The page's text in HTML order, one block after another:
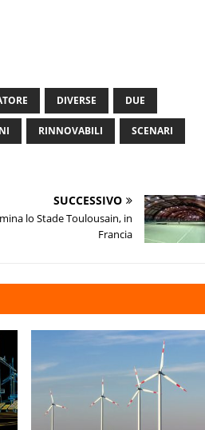
DIVERSE DUE
RINNOVABILI SCENARI
SUCCESSIVO
lo Stade Toulousain, in
Francia